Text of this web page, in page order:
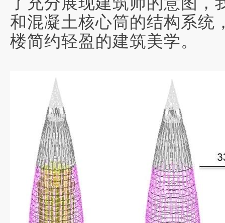
和混凝土核心筒的结构系统
楼简约轻盈的建筑美学。